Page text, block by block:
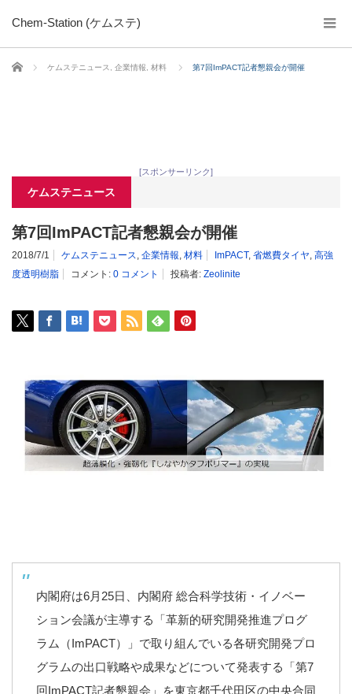
Chem-Station (ケムステ)
ホーム ケムステニュース 企業情報 材料 第7回ImPACT記者懇親会が開催
[スポンサーリンク]
ケムステニュース
第7回ImPACT記者懇親会が開催
2018/7/1 ケムステニュース, 企業情報, 材料 ImPACT, 省燃費タイヤ, 高強
度透明樹脂
コメント: 0 コメント 投稿者: Zeolinite
内閣府は6月25日、内閣府 総合科学技術・イノベー
ション会議が主導する「革新的研究開発推進プログ
ラム（ImPACT）」で取り組んでいる各研究開発プロ
グラムの出口戦略や成果などについて発表する「第7
回ImPACT記者懇親会」を東京都千代田区の中央合同